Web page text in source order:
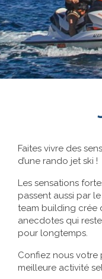
Faites vivre des
d’une rando jet ski !
Les sensations
passent aussi par
team building crée
anecdotes qui
pour longtemps.
Confiez nous votre
meilleure activité